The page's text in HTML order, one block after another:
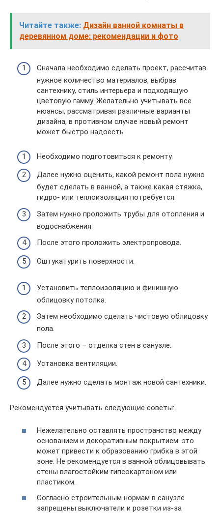
Читайте также: Дизайн ванной комнаты в
деревянном доме: рекомендации и фото
Сначала необходимо сделать проект, рассчитав
нужное количество материалов, выбрав
сантехнику, стиль интерьера и подходящую
цветовую гамму. Желательно учитывать все
нюансы, рассматривая различные варианты
дизайна, в противном случае новый ремонт
может быстро надоесть.
Необходимо подготовиться к ремонту.
Далее нужно оценить, какой ремонт пола нужно
будет сделать в ванной, а также какая стяжка,
гидро- или теплоизоляция потребуется.
Затем нужно проложить трубы для отопления и
водоснабжения.
После этого проложить электропровода.
Оштукатурить поверхности.
Установить теплоизоляцию и финишную
облицовку потолка.
Затем необходимо сделать чистовую облицовку
пола.
После этого – отделка стен в санузле.
Установка вентиляции.
Далее нужно сделать монтаж новой сантехники.
Рекомендуется учитывать следующие советы:
Нежелательно оставлять пространство между
основанием и декоративным покрытием: это
может привести к образованию грибка в этой
зоне. Не рекомендуется в ванной облицовывать
стены влагостойким гипсокартоном или
пластиком.
Согласно строительным нормам в санузле
запрещены выключатели и розетки из-за